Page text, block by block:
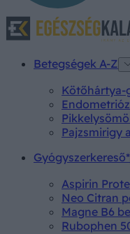
Betegségek A-Z
Kötőhártya-
Pajzsmirigy
Gyógyszerkereső*
Aspirin
Neo Citran
Magne B6
Rubophen